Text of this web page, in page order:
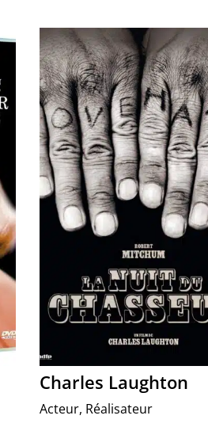
Charles Laughton
Acteur, Réalisateur